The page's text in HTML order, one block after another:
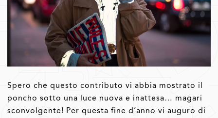
Spero che questo contributo vi abbia mostrato il
poncho sotto una luce nuova e inattesa… magari
sconvolgente! Per questa fine d’anno vi auguro di